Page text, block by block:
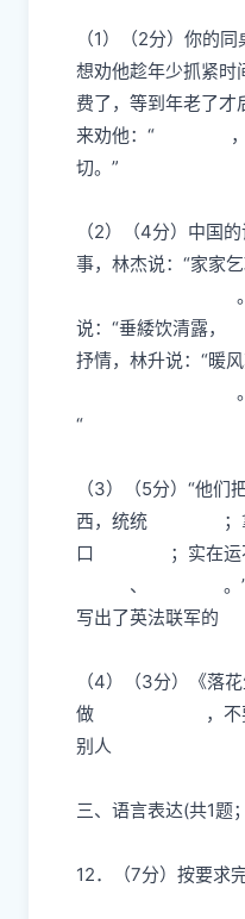
（1）（2分）你的
想劝他趁年少抓紧时
费了，等到年老了才
来劝他：“
，
切。”
（2）（4分）中国
事，林杰说：“家家乞
说：“垂緌饮清露，
抒情，林升说：“暖风
“
（3）（5分）“他们
西，统统
口
；实在
、
。
写出了英法联军的
（4）（3分）《落
做
，
别人
三、语言表达(共1题
12．（7分） 按要求